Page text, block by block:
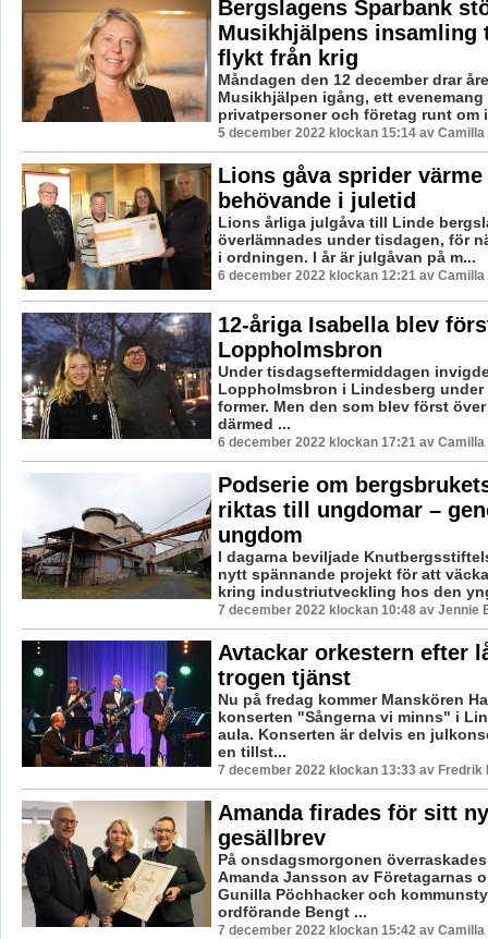
Bergslagens Sparbank
Musikhjälpens insamling
flykt från krig
Måndagen den 12 december drar
Musikhjälpen igång, ett evenemang
privatpersoner och företag runt om
5 december 2022 klockan 15:14 av Camilla
Lions gåva sprider
behövande i juletid
Lions årliga julgåva till Linde
överlämnades under tisdagen, för
i ordningen. I år är julgåvan på m...
6 december 2022 klockan 12:21 av Camilla
12-åriga Isabella blev
Loppholmsbron
Under tisdagseftermiddagen
Loppholmsbron i Lindesberg
former. Men den som blev först
därmed ...
6 december 2022 klockan 17:21 av Camilla
Podserie om
riktas till ungdomar –
ungdom
I dagarna beviljade
nytt spännande projekt för att
kring industriutveckling hos den
7 december 2022 klockan 10:48 av Jennie
Avtackar orkestern efter
trogen tjänst
Nu på fredag kommer Manskören
konserten "Sångerna vi minns" i
aula. Konserten är delvis en
en tillst...
7 december 2022 klockan 13:33 av Fredrik
Amanda firades för sitt
gesällbrev
På onsdagsmorgonen
Amanda Jansson av Företagarnas
Gunilla Pöchhacker och
ordförande Bengt ...
7 december 2022 klockan 15:42 av Camilla